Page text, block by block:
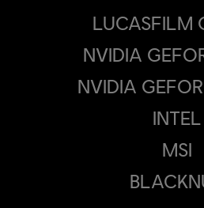
LUCASFILM
NVIDIA
NVIDIA
INTEL
MSI